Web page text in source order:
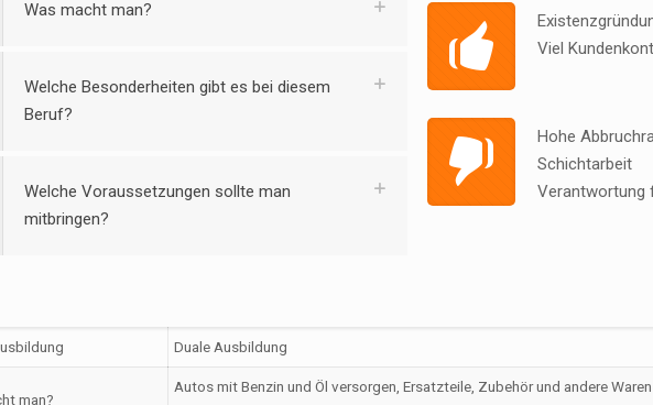
Was macht man?
Welche Besonderheiten gibt es bei diesem
Beruf?
Welche Voraussetzungen sollte man
mitbringen?
Viel
Hohe
Schichtarbeit
Verantwortung
Duale Ausbildung
man?
Autos mit Benzin und Öl versorgen, Ersatzteile, Zubehör und andere